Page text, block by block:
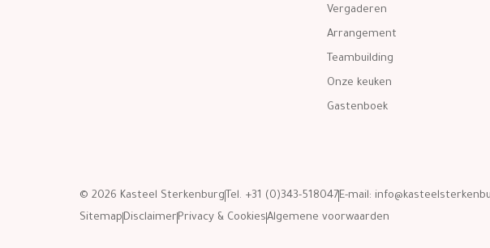
Vergaderen
Arrangement
Teambuilding
Onze keuken
Gastenboek
© 2026 Kasteel Sterkenburg Tel. +31 (0)343-518047E-mail:
Sitemap Disclaimer Privacy & CookiesAlgemene voorwaarden